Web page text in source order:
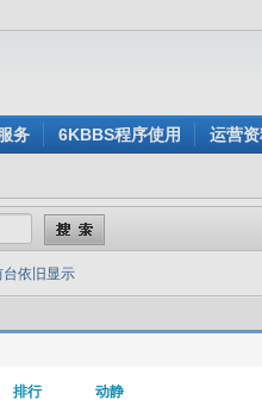
务 6KBBS程序使用 运营
台依旧显示